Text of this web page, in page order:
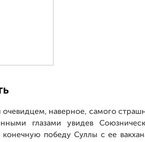
наверное, самого
глазами увидев
победу Суллы с ее